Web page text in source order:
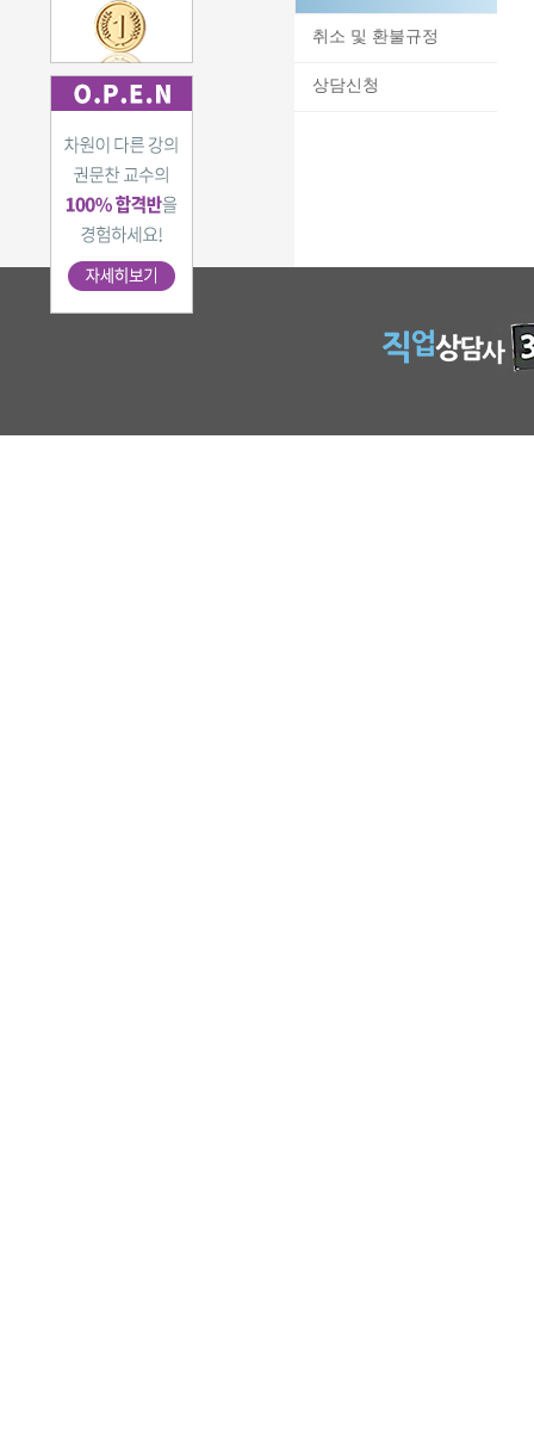
취소 및 환불규정
상담신청